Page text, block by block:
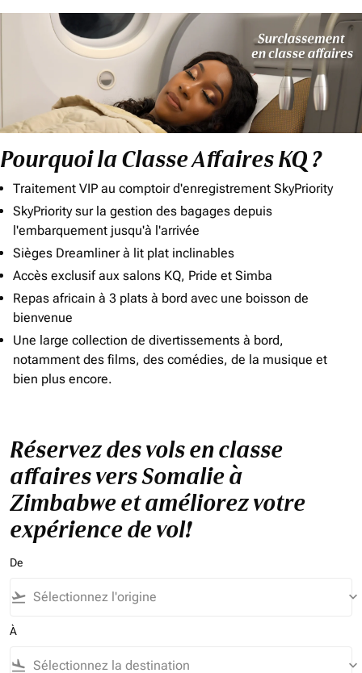
Pourquoi la Classe Affaires KQ ?
Traitement VIP au comptoir d'enregistrement SkyPriority
SkyPriority sur la gestion des bagages depuis
l'embarquement jusqu'à l'arrivée
Sièges Dreamliner à lit plat inclinables
Accès exclusif aux salons KQ, Pride et Simba
Repas africain à 3 plats à bord avec une boisson de
bienvenue
Une large collection de divertissements à bord,
notamment des films, des comédies, de la musique et
bien plus encore.
Réservez des vols en classe
affaires vers Somalie à
Zimbabwe et améliorez votre
expérience de vol!
De
flight_takeoff keyboard_arrow_down
À
flight_land keyboard_arrow_down